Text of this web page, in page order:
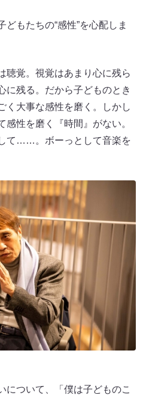
もたちの“感性”を心配しま
聴覚。視覚はあまり心に残ら
に残る。だから子どものとき
く大事な感性を磨く。しかし
性を磨く『時間』がない。
て……。ボーっとして音楽を
について、「僕は子どものこ